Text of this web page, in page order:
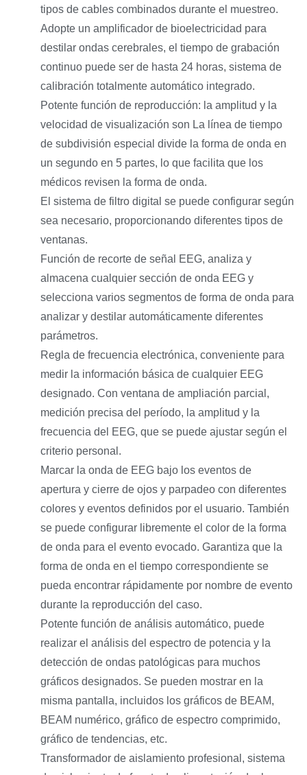
tipos de cables combinados durante el muestreo.
Adopte un amplificador de bioelectricidad para
destilar ondas cerebrales, el tiempo de grabación
continuo puede ser de hasta 24 horas, sistema de
calibración totalmente automático integrado.
Potente función de reproducción: la amplitud y la
velocidad de visualización son La línea de tiempo
de subdivisión especial divide la forma de onda en
un segundo en 5 partes, lo que facilita que los
médicos revisen la forma de onda.
El sistema de filtro digital se puede configurar según
sea necesario, proporcionando diferentes tipos de
ventanas.
Función de recorte de señal EEG, analiza y
almacena cualquier sección de onda EEG y
selecciona varios segmentos de forma de onda para
analizar y destilar automáticamente diferentes
parámetros.
Regla de frecuencia electrónica, conveniente para
medir la información básica de cualquier EEG
designado. Con ventana de ampliación parcial,
medición precisa del período, la amplitud y la
frecuencia del EEG, que se puede ajustar según el
criterio personal.
Marcar la onda de EEG bajo los eventos de
apertura y cierre de ojos y parpadeo con diferentes
colores y eventos definidos por el usuario. También
se puede configurar libremente el color de la forma
de onda para el evento evocado. Garantiza que la
forma de onda en el tiempo correspondiente se
pueda encontrar rápidamente por nombre de evento
durante la reproducción del caso.
Potente función de análisis automático, puede
realizar el análisis del espectro de potencia y la
detección de ondas patológicas para muchos
gráficos designados. Se pueden mostrar en la
misma pantalla, incluidos los gráficos de BEAM,
BEAM numérico, gráfico de espectro comprimido,
gráfico de tendencias, etc.
Transformador de aislamiento profesional, sistema